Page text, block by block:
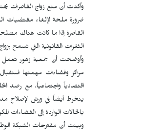
القاصرة إذا ما كانت هناك
الثغرات القانونية التي تسمح
وأوضحت أن جمعية زهور تعمل
مراكز وفضاءات مهمتها
اقتصادياً واجتماعياً، مع رصد
ينخرط أيضاً في ورش لإصلاح
بالحالات الواردة إلى الفضاءات
وبينت أن مقترحات الشبكة